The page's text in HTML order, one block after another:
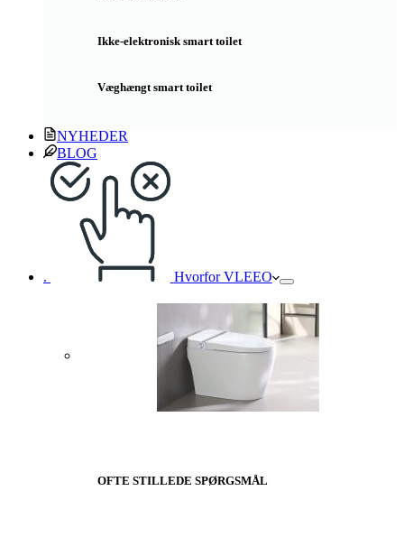
Ikke-elektronisk smart toilet
Væghængt smart toilet
NYHEDER
BLOG
. Hvorfor VLEEO
OFTE STILLEDE SPØRGSMÅL